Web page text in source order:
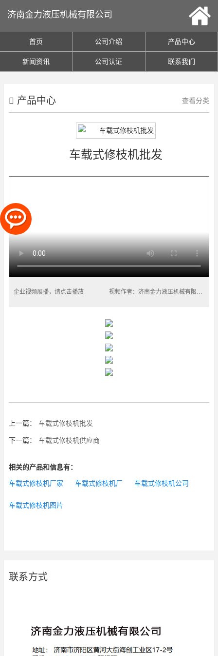
济南金力液压机械有限公司
首页 公司介绍 产品中心
新闻资讯 公司认证 联系我们
产品中心 查看分类
车载式修枝机批发
企业视频展播，请点击播放
上一篇： 车载式修枝机批发
下一篇： 车载式修枝机供应商
相关的产品和信息有：
车载式修枝机厂家 车载式修枝机厂 车载式修枝机公司
车载式修枝机图片
联系方式